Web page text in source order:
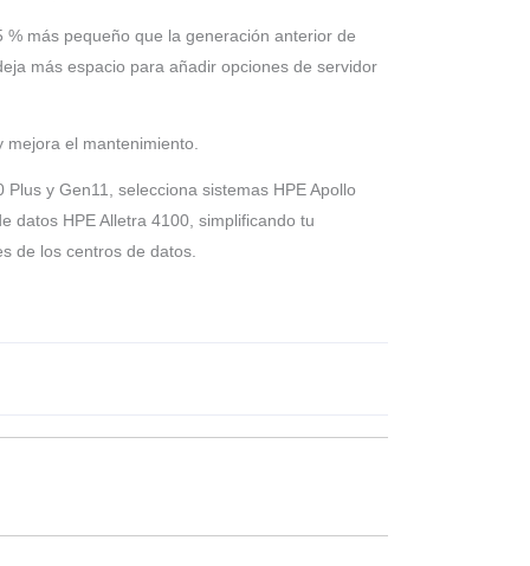
más pequeño que la generación anterior de
más espacio para añadir opciones de servidor
el mantenimiento.
y Gen11, selecciona sistemas HPE Apollo
datos HPE Alletra 4100, simplificando tu
de los centros de datos.